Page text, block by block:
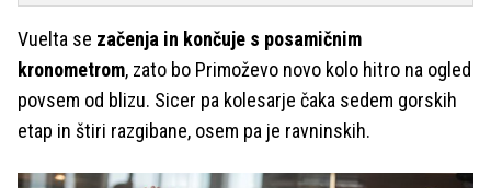
Vuelta se začenja in končuje s posamičnim
kronometrom, zato bo Primoževo novo kolo hitro na ogled
povsem od blizu. Sicer pa kolesarje čaka sedem gorskih
etap in štiri razgibane, osem pa je ravninskih.